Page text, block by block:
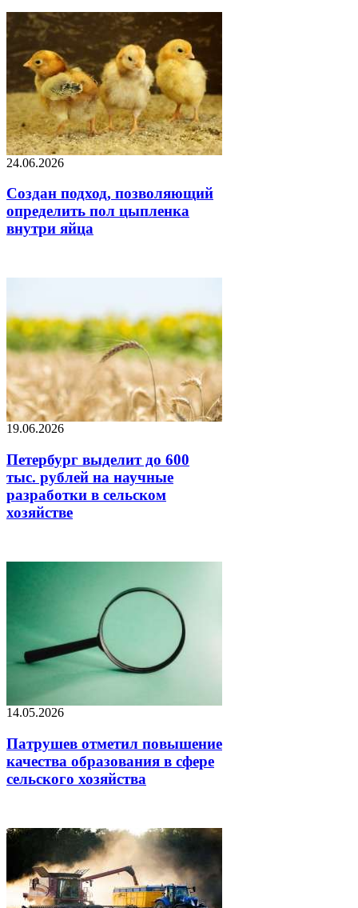
24.06.2026
Создан подход, позволяющий
определить пол цыпленка
внутри яйца
19.06.2026
Петербург выделит до 600
тыс. рублей на научные
разработки в сельском
хозяйстве
14.05.2026
Патрушев отметил повышение
качества образования в сфере
сельского хозяйства